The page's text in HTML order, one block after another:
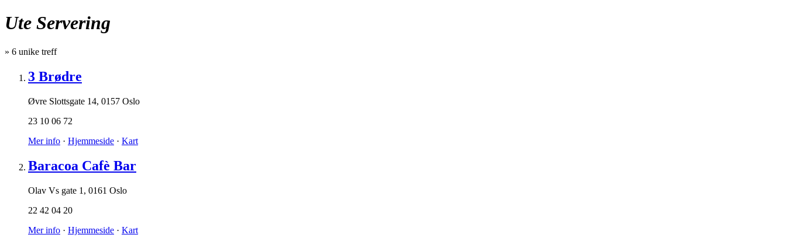
Ute Servering
» 6 unike treff
3 Brødre
Øvre Slottsgate 14, 0157 Oslo
23 10 06 72
Mer info · Hjemmeside · Kart
Baracoa Cafè Bar
Olav Vs gate 1 , 0161 Oslo
22 42 04 20
Mer info · Hjemmeside · Kart